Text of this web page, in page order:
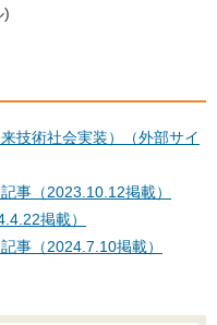
)
技術社会実装）（外部サイ
事（2023.10.12掲載）
掲載）
事（2024.7.10掲載）